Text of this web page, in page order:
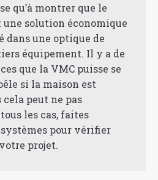
qu’à montrer que le
solution économique
dans une optique de
équipement. Il y a de
que la VMC puisse se
si la maison est
peut ne pas
les cas, faites
pour vérifier
projet.